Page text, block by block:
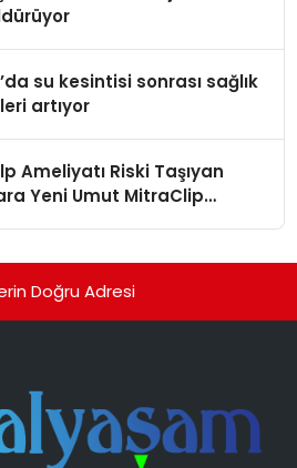
su kesintisi sonrası sağlık
artıyor
Ameliyatı Riski Taşıyan
Yeni Umut MitraClip
Doğru Adresi